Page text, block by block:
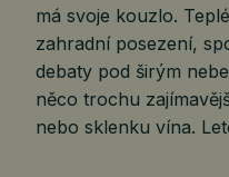
má svoje kouzlo.
zahradní posezení,
debaty pod širým
něco trochu
nebo sklenku vína.